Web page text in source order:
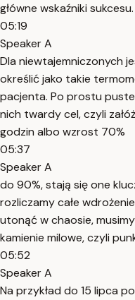
główne wskaźniki sukcesu.
05:19
Speaker A
Dla niewtajemniczonych
określić jako takie
pacjenta. Po prostu
nich twardy cel, czyli
godzin albo wzrost 70%
05:37
Speaker A
do 90%, stają się one
rozliczamy całe
utonąć w chaosie,
kamienie milowe, czyli
05:52
Speaker A
Na przykład do 15 lipca